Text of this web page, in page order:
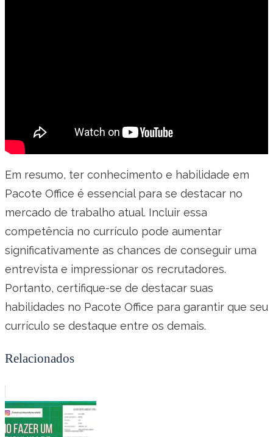
Em resumo, ter conhecimento e habilidade em
Pacote Office é essencial para se destacar no
mercado de trabalho atual. Incluir essa
competência no currículo pode aumentar
significativamente as chances de conseguir uma
entrevista e impressionar os recrutadores.
Portanto, certifique-se de destacar suas
habilidades no Pacote Office para garantir que seu
currículo se destaque entre os demais.
Relacionados